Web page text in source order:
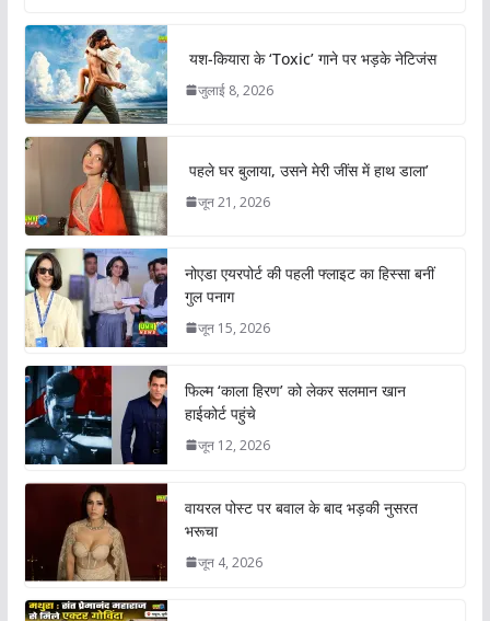
यश-कियारा के ‘Toxic’ गाने पर भड़के नेटिजंस
जुलाई 8, 2026
पहले घर बुलाया, उसने मेरी जींस में हाथ डाला’
जून 21, 2026
नोएडा एयरपोर्ट की पहली फ्लाइट का हिस्सा बनीं
गुल पनाग
जून 15, 2026
फिल्म ‘काला हिरण’ को लेकर सलमान खान
हाईकोर्ट पहुंचे
जून 12, 2026
वायरल पोस्ट पर बवाल के बाद भड़की नुसरत
भरूचा
जून 4, 2026